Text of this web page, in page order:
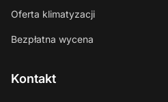
Oferta klimatyzacji
Bezpłatna wycena
Kontakt